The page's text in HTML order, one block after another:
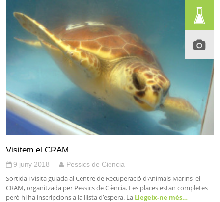
Visitem el CRAM
9 juny 2018 Pessics de Ciencia
Sortida i visita guiada al Centre de Recuperació d’Animals Marins, el
CRAM, organitzada per Pessics de Ciència. Les places estan completes
però hi ha inscripcions a la llista d’espera. La Llegeix-ne més…